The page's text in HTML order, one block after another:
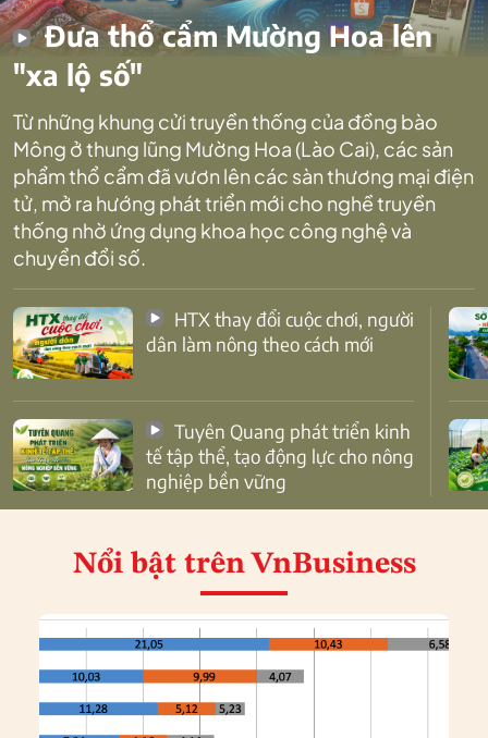
Đưa thổ cẩm Mường Hoa lên
"xa lộ số"
Từ những khung cửi truyền thống của đồng bào
Mông ở thung lũng Mường Hoa (Lào Cai), các sản
phẩm thổ cẩm đã vươn lên các sàn thương mại điện
tử, mở ra hướng phát triển mới cho nghề truyền
thống nhờ ứng dụng khoa học công nghệ và
chuyển đổi số.
dân làm nông theo cách mới
tế tập thể, tạo động lực cho nông
nghiệp bền vững
Nổi bật trên VnBusiness